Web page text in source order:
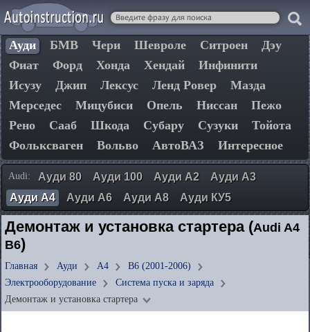
Ауди БМВ Чери Шевроле Ситроен
Дэу
Фиат
Форд Хонда Хендай
Инфинити
Исузу
Джип Лексус Ленд Ровер
Мазда
Мерседес
Мицубиси Опель Ниссан
Пежо
Рено
Сааб Шкода Субару Сузуки
Тойота
Фольксваген
Вольво АвтоВАЗ Интересное
Audi: Ауди 80 Ауди 100 Ауди А2
Ауди А3
Ауди А4
Ауди А6 Ауди А8 Ауди КУ5
Демонтаж и установка стартера (Audi A4
B6)
Главная Ауди А4
B6 (2001-2006)
Электрооборудование
Система пуска и заряда
Демонтаж и установка стартера